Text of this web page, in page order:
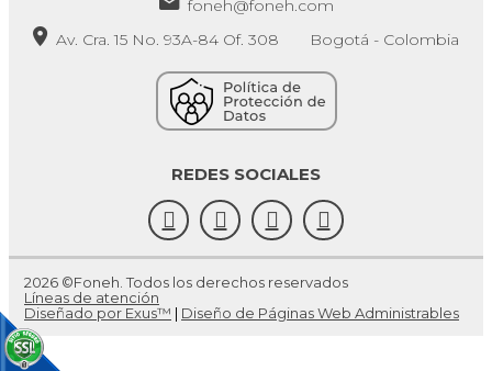
foneh@foneh.com
Av. Cra. 15 No. 93A-84 Of. 308 Bogotá - Colombia
REDES SOCIALES
2026 ©Foneh. Todos los derechos reservados
Líneas de atención
Diseñado por Exus™ | Diseño de Páginas Web Administrables